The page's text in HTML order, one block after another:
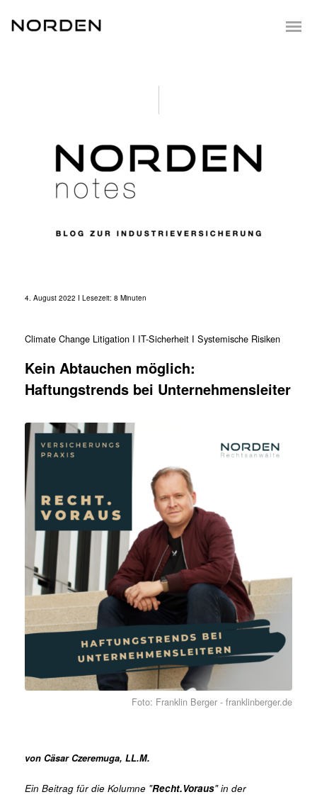
4. August 2022 I Lesezeit: 8 Minuten
Climate Change Litigation I IT-Sicherheit I Systemische Risiken
Kein Abtauchen möglich:
Haftungstrends bei Unternehmensleiter
Foto: Franklin Berger - franklinberger.de
von Cäsar Czeremuga, LL.M.
Ein Beitrag für die Kolumne "Recht.Voraus" in der